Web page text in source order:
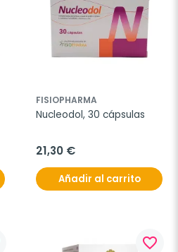
FISIOPHARMA
Nucleodol, 30 cápsulas
21,30 €
Añadir al carrito
favorite_border